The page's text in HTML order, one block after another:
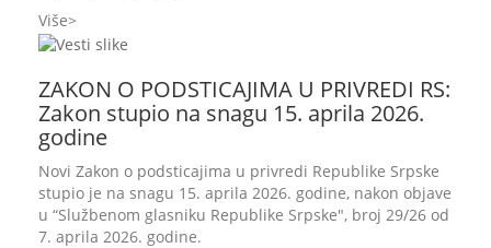
Više
ZAKON O PODSTICAJIMA U PRIVREDI RS:
Zakon stupio na snagu 15. aprila 2026.
godine
Novi Zakon o podsticajima u privredi Republike Srpske
stupio je na snagu 15. aprila 2026. godine, nakon objave
u “Službenom glasniku Republike Srpske", broj 29/26 od
7. aprila 2026. godine.